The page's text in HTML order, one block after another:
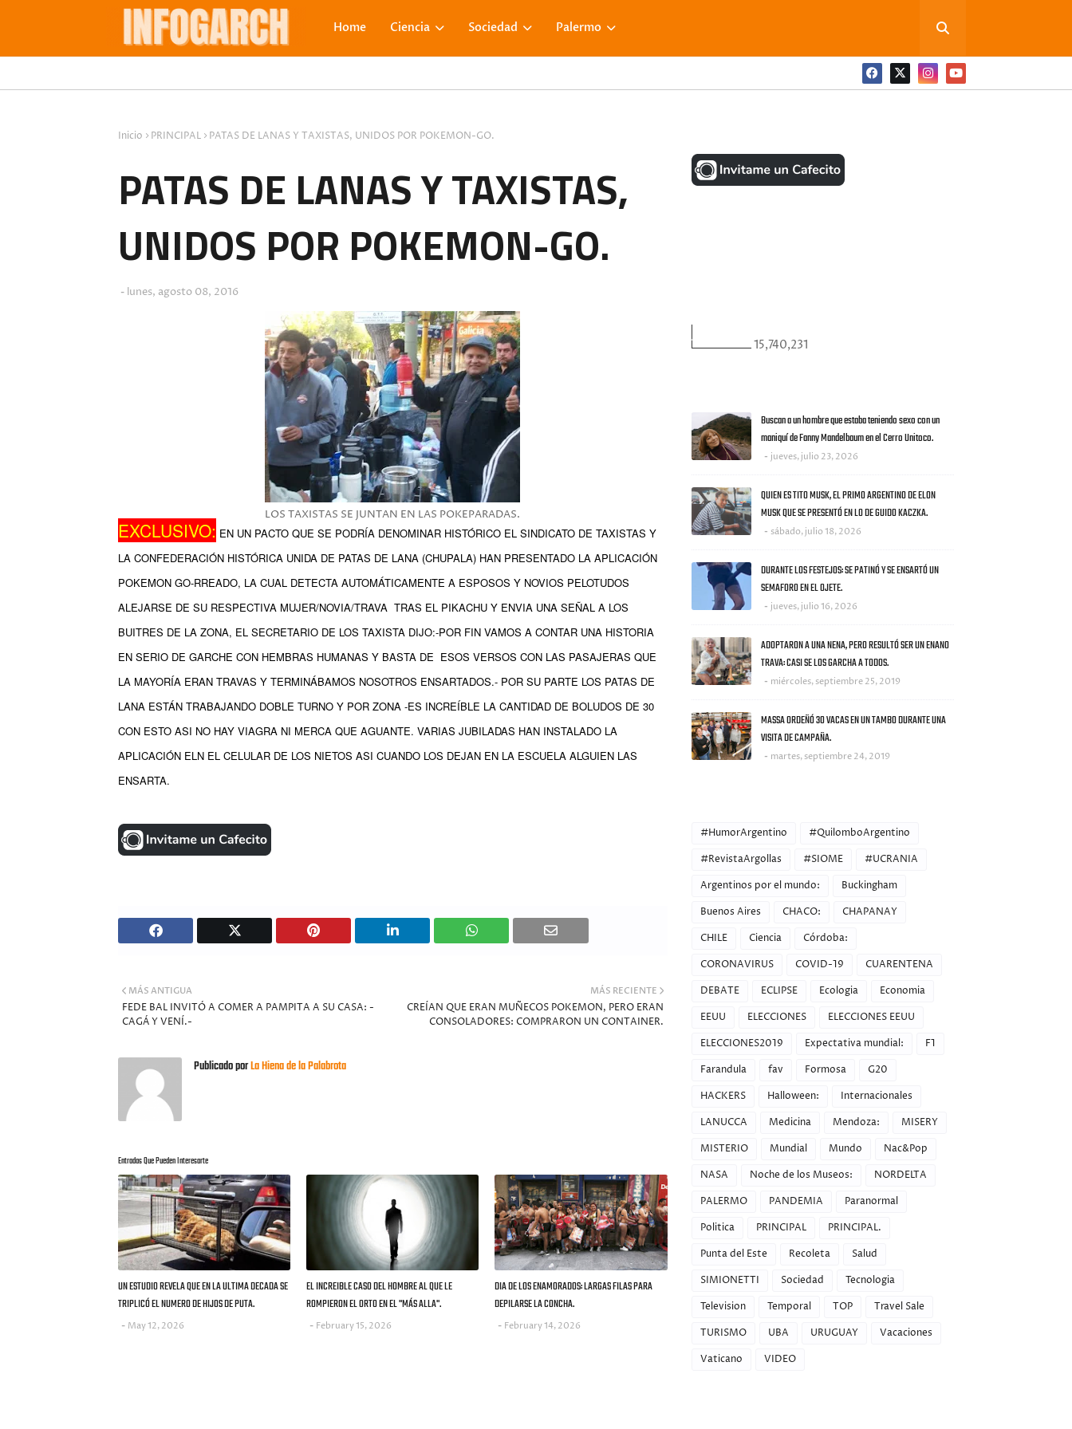
Home Ciencia Sociedad Palermo
Inicio PRINCIPAL PATAS DE LANAS Y TAXISTAS, UNIDOS POR POKEMON-GO.
PATAS DE LANAS Y TAXISTAS,
UNIDOS POR POKEMON-GO.
lunes, agosto 08, 2016
LOS TAXISTAS SE JUNTAN EN LAS POKEPARADAS.
EXCLUSIVO: EN UN PACTO QUE SE PODRÍA DENOMINAR HISTÓRICO EL SINDICATO DE TAXISTAS Y
LA CONFEDERACIÓN HISTÓRICA UNIDA DE PATAS DE LANA (CHUPALA) HAN PRESENTADO LA APLICACIÓN
POKEMON GO-RREADO, LA CUAL DETECTA AUTOMÁTICAMENTE A ESPOSOS Y NOVIOS PELOTUDOS
ALEJARSE DE SU RESPECTIVA MUJER/NOVIA/TRAVA TRAS EL PIKACHU Y ENVIA UNA SEÑAL A LOS
BUITRES DE LA ZONA, EL SECRETARIO DE LOS TAXISTA DIJO:-POR FIN VAMOS A CONTAR UNA HISTORIA
EN SERIO DE GARCHE CON HEMBRAS HUMANAS Y BASTA DE ESOS VERSOS CON LAS PASAJERAS QUE
LA MAYORÍA ERAN TRAVAS Y TERMINÁBAMOS NOSOTROS ENSARTADOS.- POR SU PARTE LOS PATAS DE
LANA ESTÁN TRABAJANDO DOBLE TURNO Y POR ZONA -ES INCREÍBLE LA CANTIDAD DE BOLUDOS DE 30
CON ESTO ASI NO HAY VIAGRA NI MERCA QUE AGUANTE. VARIAS JUBILADAS HAN INSTALADO LA
APLICACIÓN ELN EL CELULAR DE LOS NIETOS ASI CUANDO LOS DEJAN EN LA ESCUELA ALGUIEN LAS
ENSARTA.
MÁS RECIENTE
CREÍAN QUE ERAN MUÑECOS POKEMON, PERO ERAN
CONSOLADORES: COMPRARON UN CONTAINER.
MÁS ANTIGUA
FEDE BAL INVITÓ A COMER A PAMPITA A SU CASA: -
CAGÁ Y VENÍ.-
Publicado porLa Hiena de la Palabrota
Entradas Que Pueden Interesarte
UN ESTUDIO REVELA QUE EN LA ULTIMA DECADA SE
TRIPLICÓ EL NUMERO DE HIJOS DE PUTA.
May 12, 2026
EL INCREIBLE CASO DEL HOMBRE AL QUE LE
ROMPIERON EL ORTO EN EL "MÁS ALLA".
February 15, 2026
DIA DE LOS ENAMORADOS: LARGAS FILAS PARA
DEPILARSE LA CONCHA.
February 14, 2026
15,740,231
Buscan a un hombre que estaba teniendo sexo con un
maniquí de Fanny Mandelbaum en el Cerro Unitoco.
jueves, julio 23, 2026
QUIEN ES TITO MUSK, EL PRIMO ARGENTINO DE ELON
MUSK QUE SE PRESENTÓ EN LO DE GUIDO KACZKA.
sábado, julio 18, 2026
DURANTE LOS FESTEJOS: SE PATINÓ Y SE ENSARTÓ UN
SEMAFORO EN EL OJETE.
jueves, julio 16, 2026
ADOPTARON A UNA NENA, PERO RESULTÓ SER UN ENANO
TRAVA: CASI SE LOS GARCHA A TODOS.
miércoles, septiembre 25, 2019
MASSA ORDEÑÓ 30 VACAS EN UN TAMBO DURANTE UNA
VISITA DE CAMPAÑA.
martes, septiembre 24, 2019
#HumorArgentino
#QuilomboArgentino
#RevistaArgollas
#SIOME
#UCRANIA
Argentinos por el mundo:
Buckingham
Buenos Aires
CHACO:
CHAPANAY
CHILE
Ciencia
Córdoba:
CORONAVIRUS
COVID-19
CUARENTENA
DEBATE
ECLIPSE Ecologia
Economia
EEUU
ELECCIONES
ELECCIONES EEUU
ELECCIONES2019
Expectativa mundial:
F1
Farandula
fav Formosa
G20
HACKERS
Halloween:
Internacionales
LANUCCA
Medicina Mendoza:
MISERY
MISTERIO
Mundial Mundo
Nac&Pop
NASA
Noche de los Museos:
NORDELTA
PALERMO
PANDEMIA
Paranormal
Politica
PRINCIPAL
PRINCIPAL.
Punta del Este
Recoleta
Salud
SIMIONETTI
Sociedad
Tecnologia
Television
Temporal TOP
Travel Sale
TURISMO
UBA URUGUAY
Vacaciones
Vaticano
VIDEO